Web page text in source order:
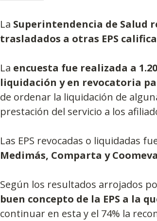
La Superintendencia de Salud
trasladados a otras EPS
La encuesta fue realizada a
liquidación y en revocatoria
de ordenar la liquidación de
prestación del servicio a los
Las EPS revocadas o liquidadas
Medimás, Comparta y
Según los resultados arrojados
buen concepto de la EPS a la
continuar en esta y el 74% la